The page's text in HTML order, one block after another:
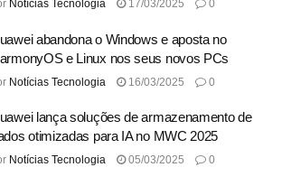
Notícias Tecnologia 17/03/2025 0
abandona o Windows e aposta no
e Linux nos seus novos PCs
Notícias Tecnologia 16/03/2025 0
lança soluções de armazenamento de
otimizadas para IA no MWC 2025
Notícias Tecnologia 05/03/2025 0